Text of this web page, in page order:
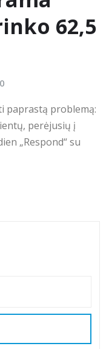
62,5
0
paprastą problemą:
perėjusių į
„Respond“ su